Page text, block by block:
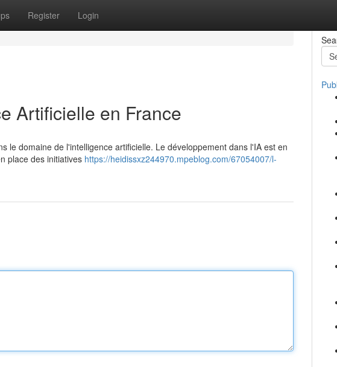
Register Login
Artificielle en France
le domaine de l'intelligence artificielle. Le développement dans l'IA est en
place des initiatives https://heidissxz244970.mpeblog.com/67054007/l-